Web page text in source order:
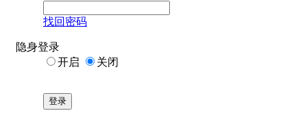
找回密码
隐身登录
开启
关闭
登录